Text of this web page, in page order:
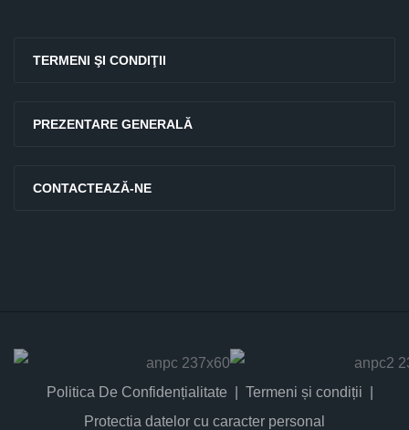
TERMENI ŞI CONDIŢII
PREZENTARE GENERALĂ
CONTACTEAZĂ-NE
Politica De Confidențialitate
Termeni și condiții
Protectia datelor cu caracter personal